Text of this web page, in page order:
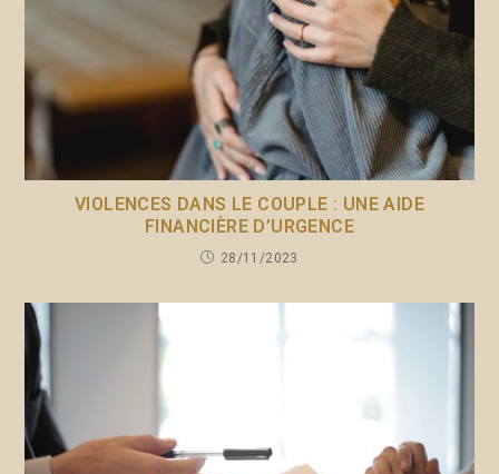
VIOLENCES DANS LE COUPLE : UNE AIDE
FINANCIÈRE D’URGENCE
28/11/2023